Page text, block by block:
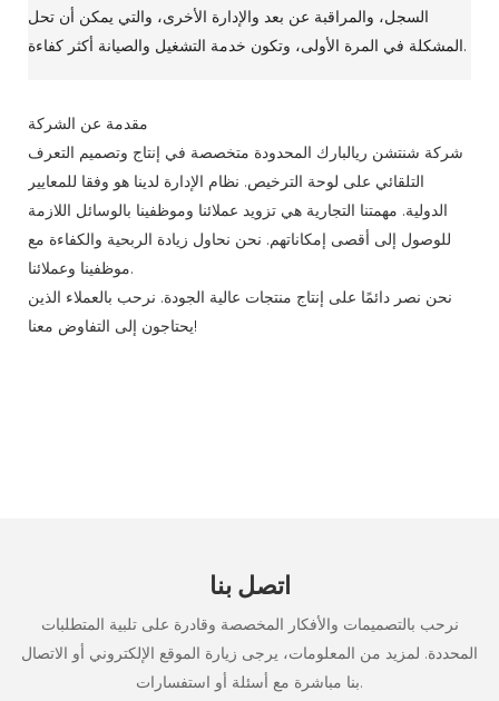
السجل، والمراقبة عن بعد والإدارة الأخرى، والتي يمكن أن تحل
المشكلة في المرة الأولى، وتكون خدمة التشغيل والصيانة أكثر كفاءة.
مقدمة عن الشركة
شركة شنتشن ريالبارك المحدودة متخصصة في إنتاج وتصميم التعرف
التلقائي على لوحة الترخيص. نظام الإدارة لدينا هو وفقا للمعايير
الدولية. مهمتنا التجارية هي تزويد عملائنا وموظفينا بالوسائل اللازمة
للوصول إلى أقصى إمكاناتهم. نحن نحاول زيادة الربحية والكفاءة مع
موظفينا وعملائنا.
نحن نصر دائمًا على إنتاج منتجات عالية الجودة. نرحب بالعملاء الذين
يحتاجون إلى التفاوض معنا!
اتصل بنا
نرحب بالتصميمات والأفكار المخصصة وقادرة على تلبية المتطلبات
المحددة. لمزيد من المعلومات، يرجى زيارة الموقع الإلكتروني أو الاتصال
بنا مباشرة مع أسئلة أو استفسارات.